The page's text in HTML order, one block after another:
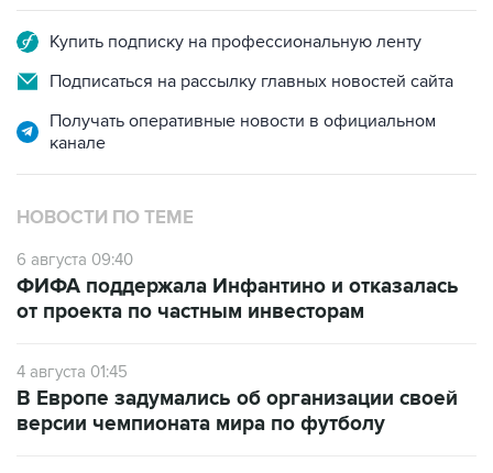
Купить подписку на профессиональную ленту
Подписаться на рассылку главных новостей сайта
Получать оперативные новости в официальном
канале
НОВОСТИ ПО ТЕМЕ
6 августа 09:40
ФИФА поддержала Инфантино и отказалась
от проекта по частным инвесторам
4 августа 01:45
В Европе задумались об организации своей
версии чемпионата мира по футболу